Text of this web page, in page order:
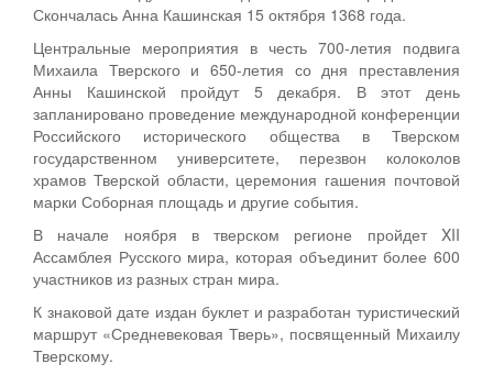
Скончалась Анна Кашинская 15 октября 1368 года.
Центральные мероприятия в честь 700-летия подвига
Михаила Тверского и 650-летия со дня преставления
Анны Кашинской пройдут 5 декабря. В этот день
запланировано проведение международной конференции
Российского исторического общества в Тверском
государственном университете, перезвон колоколов
храмов Тверской области, церемония гашения почтовой
марки Соборная площадь и другие события.
В начале ноября в тверском регионе пройдет XII
Ассамблея Русского мира, которая объединит более 600
участников из разных стран мира.
К знаковой дате издан буклет и разработан туристический
маршрут «Средневековая Тверь», посвященный Михаилу
Тверскому.